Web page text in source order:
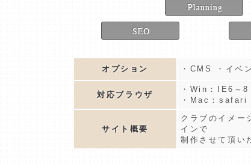
オプション ・CMS ・イベ
対応ブラウザ
・Win：IE6～
・Mac：safari
サイト概要
クラブのイメー
インで
制作させて頂い